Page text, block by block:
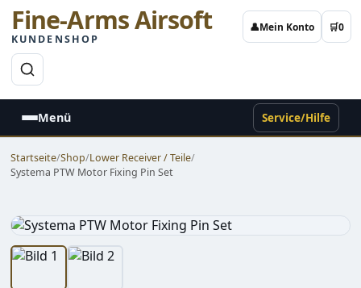
Fine-Arms Airsoft
KUNDENSHOP
👤Mein Konto 🛒0
Menü Service/Hilfe
Startseite/Shop/Lower Receiver / Teile/
Systema PTW Motor Fixing Pin Set